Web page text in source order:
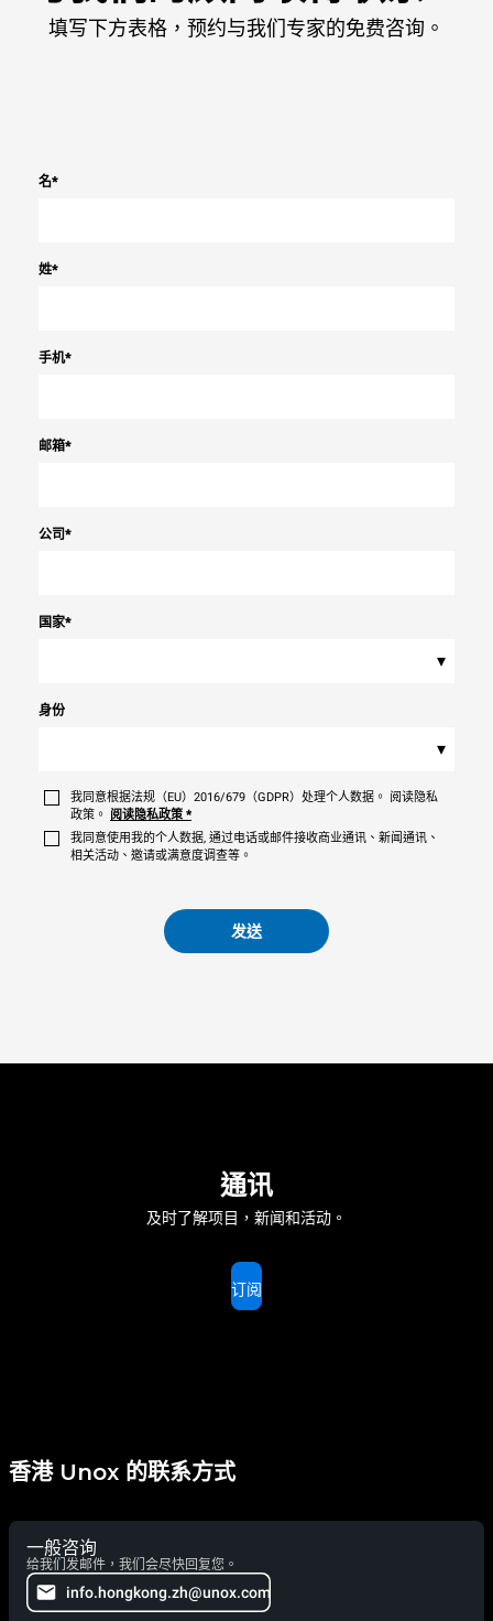
填写下方表格，预约与我们专家的免费咨询。
名*
姓*
手机*
邮箱*
公司*
国家*
▾
身份
▾
我同意根据法规（EU）2016/679（GDPR）处理个人数据。 阅读隐私
政策。 阅读隐私政策 *
我同意使用我的个人数据, 通过电话或邮件接收商业通讯、新闻通讯、
相关活动、邀请或满意度调查等。
发送
通讯
及时了解项目，新闻和活动。
订阅
香港 Unox 的联系方式
一般咨询
给我们发邮件，我们会尽快回复您。
info.hongkong.zh@unox.com